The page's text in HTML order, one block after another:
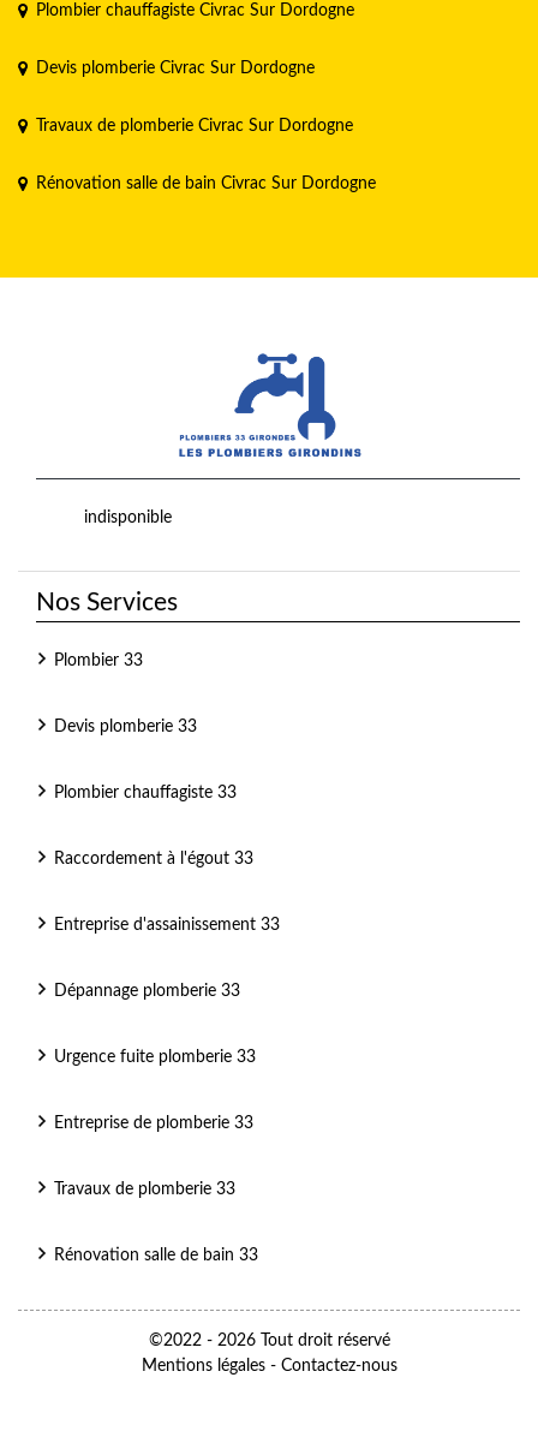
Plombier chauffagiste Civrac Sur Dordogne
Devis plomberie Civrac Sur Dordogne
Travaux de plomberie Civrac Sur Dordogne
Rénovation salle de bain Civrac Sur Dordogne
indisponible
Nos Services
Plombier 33
Devis plomberie 33
Plombier chauffagiste 33
Raccordement à l'égout 33
Entreprise d'assainissement 33
Dépannage plomberie 33
Urgence fuite plomberie 33
Entreprise de plomberie 33
Travaux de plomberie 33
Rénovation salle de bain 33
©2022 - 2026 Tout droit réservé
Mentions légales- Contactez-nous